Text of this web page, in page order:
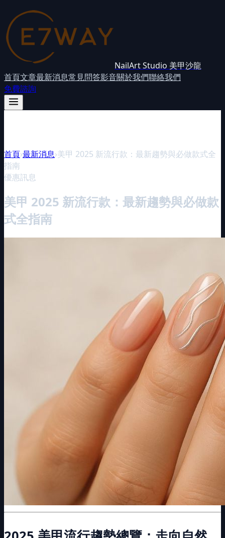
NailArt Studio 美甲沙龍
首頁文章最新消息常見問答影音關於我們聯絡我們
免費諮詢
首頁›最新消息›美甲 2025 新流行款：最新趨勢與必做款式全
指南
優惠訊息
美甲 2025 新流行款：最新趨勢與必做款
式全指南